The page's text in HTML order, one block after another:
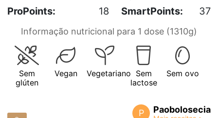
ProPoints:
18 SmartPoints: 37
Informação nutricional para 1 dose (1310g)
Sem
glúten
Vegan Vegetariano Sem
lactose
Sem ovo
P Paobolosecia